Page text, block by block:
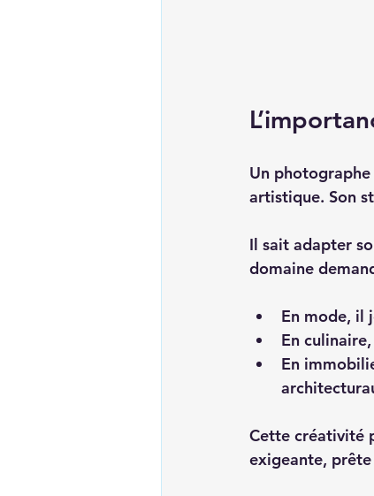
Un
artistique. Son
Il sait adapter
domaine
En mode, il
En
En
Cette créativité
exigeante,